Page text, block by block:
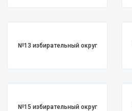
№13 избирательный округ
№15 избирательный округ